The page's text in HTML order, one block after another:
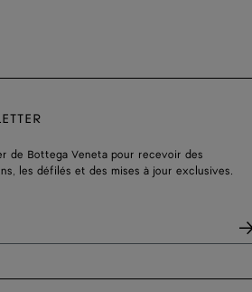
de Bottega Veneta pour recevoir des
les défilés et des mises à jour exclusives.